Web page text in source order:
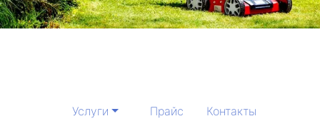
Услуги Прайс Контакты